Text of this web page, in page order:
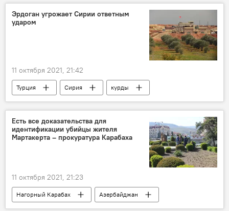
Эрдоган угрожает Сирии ответным
ударом
11 октября 2021, 21:42
Турция Сирия
курды
обстрел
угроза
Есть все доказательства для
идентификации убийцы жителя
Мартакерта – прокуратура Карабаха
11 октября 2021, 21:23
Нагорный Карабах
Азербайджан